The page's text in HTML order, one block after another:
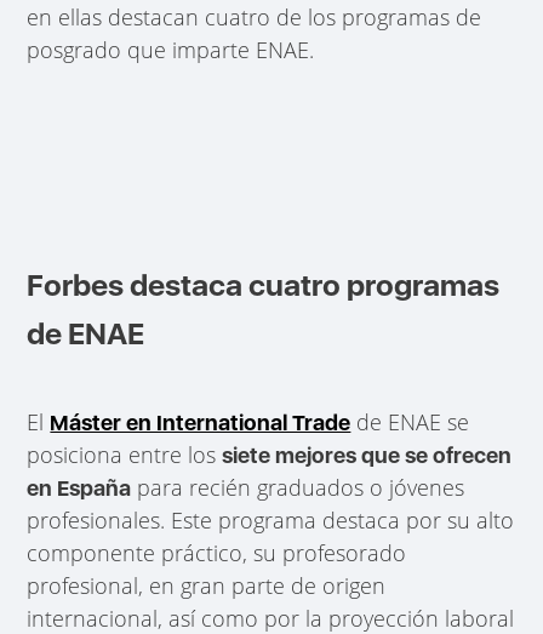
en ellas destacan cuatro de los programas de
posgrado que imparte ENAE.
Forbes destaca cuatro programas
de ENAE
El Máster en International Trade de ENAE se
posiciona entre lossiete mejores que se ofrecen
en España para recién graduados o jóvenes
profesionales. Este programa destaca por su alto
componente práctico, su profesorado
profesional, en gran parte de origen
internacional, así como por la proyección laboral